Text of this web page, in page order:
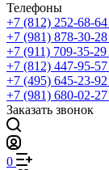
Телефоны
+7 (812) 252-68-64
+7 (981) 878-30-28
+7 (911) 709-35-29
+7 (812) 447-95-57
+7 (495) 645-23-92
+7 (981) 680-02-27
Заказать звонок
0